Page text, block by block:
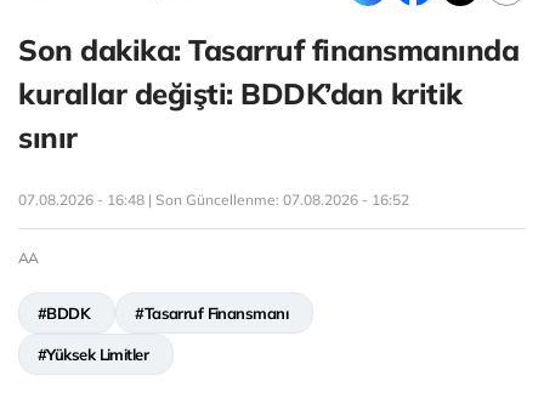
Son dakika: Tasarruf finansmanında
kurallar değişti: BDDK’dan kritik
sınır
07.08.2026 - 16:48 | Son Güncellenme: 07.08.2026 - 16:52
AA
#BDDK #Tasarruf Finansmanı
#Yüksek Limitler